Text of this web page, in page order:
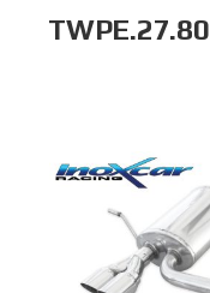
TWPE.27.80